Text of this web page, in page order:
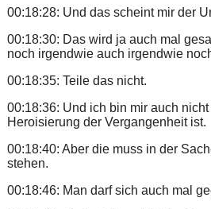
00:18:28: Und das scheint mir der
00:18:30: Das wird ja auch mal
noch irgendwie auch irgendwie
00:18:35: Teile das nicht.
00:18:36: Und ich bin mir auch
Heroisierung der Vergangenheit ist.
00:18:40: Aber die muss in der
stehen.
00:18:46: Man darf sich auch mal